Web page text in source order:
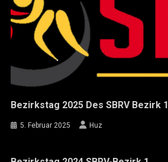
Bezirkstag 2025 Des SBRV Bezirk 1
5. Februar 2025 Huz